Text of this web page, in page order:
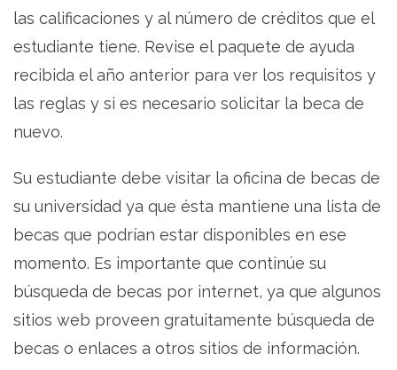
las calificaciones y al número de créditos que el
estudiante tiene. Revise el paquete de ayuda
recibida el año anterior para ver los requisitos y
las reglas y si es necesario solicitar la beca de
nuevo.
Su estudiante debe visitar la oficina de becas de
su universidad ya que ésta mantiene una lista de
becas que podrían estar disponibles en ese
momento. Es importante que continúe su
búsqueda de becas por internet, ya que algunos
sitios web proveen gratuitamente búsqueda de
becas o enlaces a otros sitios de información.